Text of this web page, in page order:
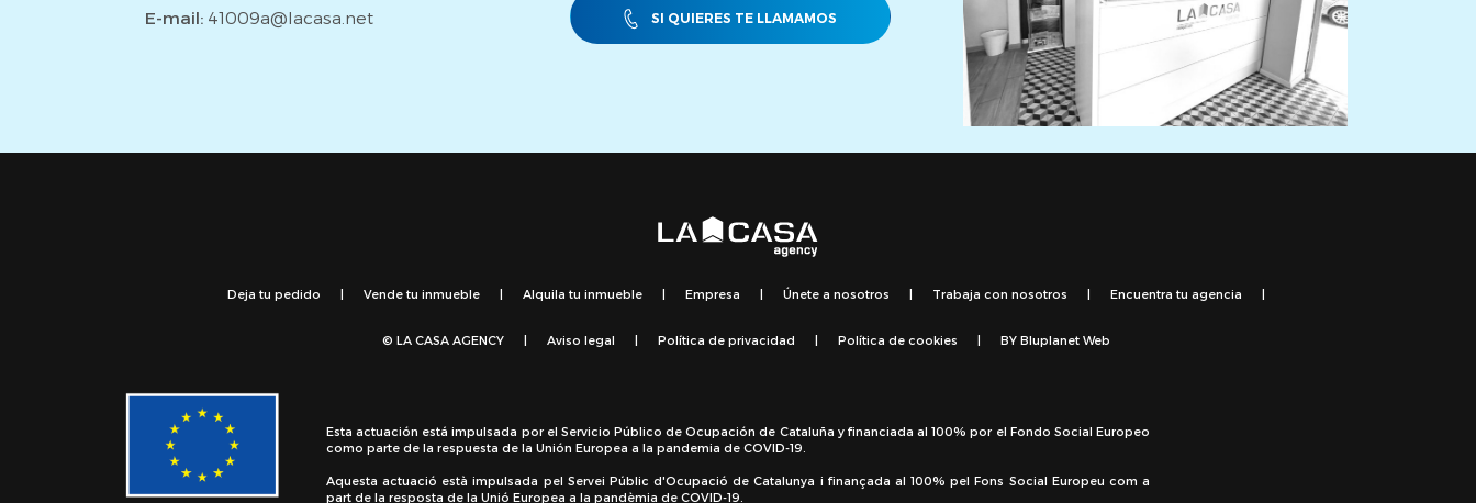
E-mail: 41009a@lacasa.net SI QUIERES TE LLAMAMOS
Deja tu pedido Vende tu inmueble Alquila tu inmueble Empresa Únete a nosotros Trabaja con nosotros Encuentra tu agencia
© LA CASA AGENCY Aviso legal Política de privacidad Política de cookies BY Bluplanet Web
Esta actuación está impulsada por el Servicio Público de Ocupación de Cataluña y financiada al 100% por el Fondo Social Europeo
como parte de la respuesta de la Unión Europea a la pandemia de COVID-19.
Aquesta actuació està impulsada pel Servei Públic d'Ocupació de Catalunya i finançada al 100% pel Fons Social Europeu com a
part de la resposta de la Unió Europea a la pandèmia de COVID-19.